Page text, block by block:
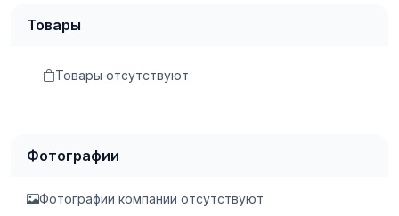
Товары
Товары отсутствуют
Фотографии
Фотографии компании отсутствуют